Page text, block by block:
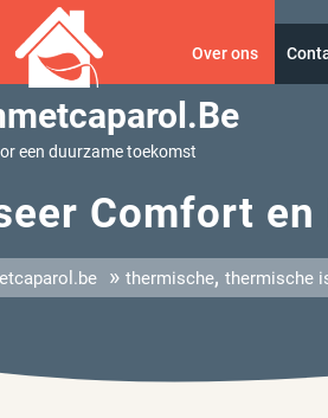
een duurzame toekomst
Over ons
Comfort
» thermische, thermische